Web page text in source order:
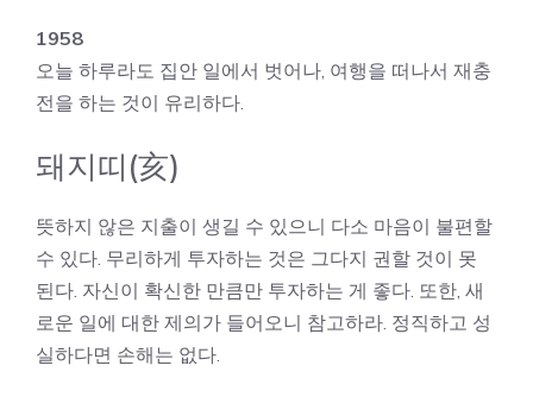
1958
오늘 하루라도 집안 일에서 벗어나, 여행을 떠나서 재충
전을 하는 것이 유리하다.
돼지띠(亥)
뜻하지 않은 지출이 생길 수 있으니 다소 마음이 불편할
수 있다. 무리하게 투자하는 것은 그다지 권할 것이 못
된다. 자신이 확신한 만큼만 투자하는 게 좋다. 또한, 새
로운 일에 대한 제의가 들어오니 참고하라. 정직하고 성
실하다면 손해는 없다.